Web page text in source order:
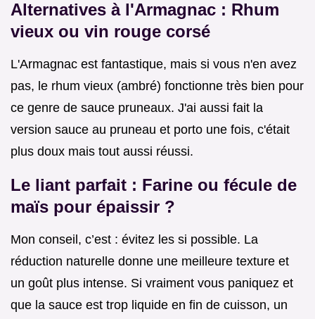
Alternatives à l'Armagnac : Rhum
vieux ou vin rouge corsé
L'Armagnac est fantastique, mais si vous n'en avez
pas, le rhum vieux (ambré) fonctionne très bien pour
ce genre de sauce pruneaux. J'ai aussi fait la
version sauce au pruneau et porto une fois, c'était
plus doux mais tout aussi réussi.
Le liant parfait : Farine ou fécule de
maïs pour épaissir ?
Mon conseil, c’est : évitez les si possible. La
réduction naturelle donne une meilleure texture et
un goût plus intense. Si vraiment vous paniquez et
que la sauce est trop liquide en fin de cuisson, un